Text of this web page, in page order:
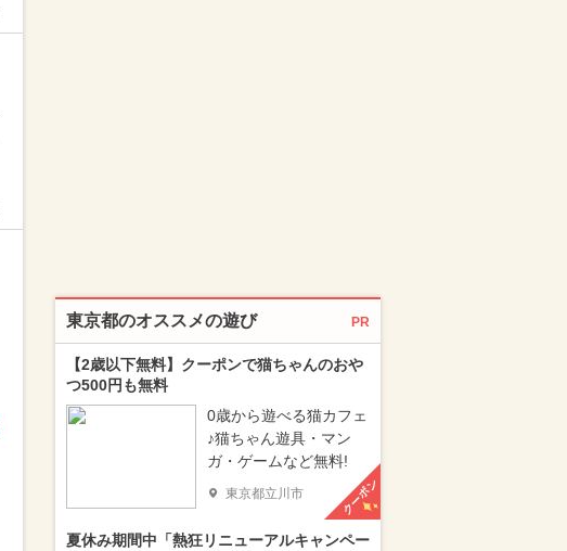
東京都のオススメの遊び PR
【2歳以下無料】クーポンで猫ちゃんのおや
つ500円も無料
0歳から遊べる猫カフェ
♪猫ちゃん遊具・マン
ガ・ゲームなど無料!
東京都立川市 クーポン
夏休み期間中「熱狂リニューアルキャンペー